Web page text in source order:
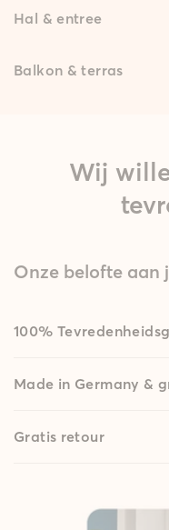
Hal & entree
Balkon & terras
Wij
Onze belofte aan
100%
Made in Germany &
Gratis retour